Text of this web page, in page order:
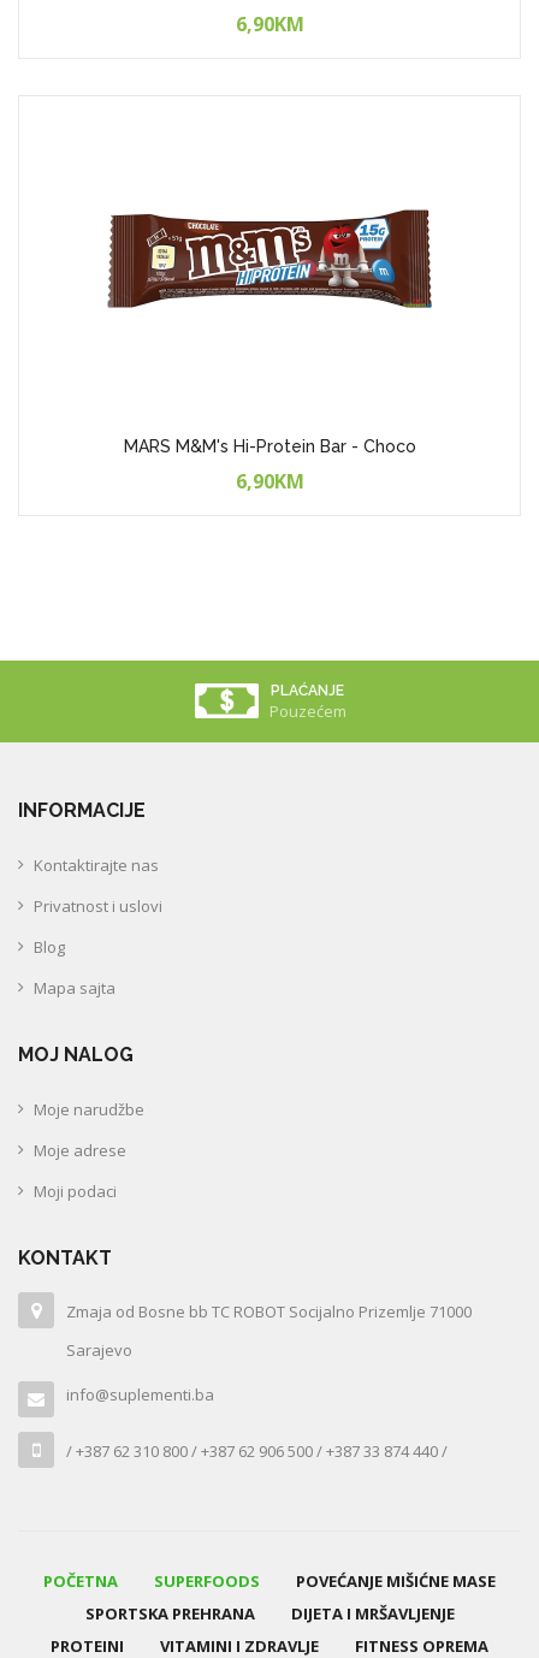
6,90KM
MARS M&M's Hi-Protein Bar - Choco
6,90KM
PLAĆANJE
Pouzećem
INFORMACIJE
Kontaktirajte nas
Privatnost i uslovi
Blog
Mapa sajta
MOJ NALOG
Moje narudžbe
Moje adrese
Moji podaci
KONTAKT
Zmaja od Bosne bb TC ROBOT Socijalno Prizemlje 71000
Sarajevo
info@suplementi.ba
/ +387 62 310 800 / +387 62 906 500 / +387 33 874 440 /
POČETNA SUPERFOODS
POVEĆANJE MIŠIĆNE MASE
SPORTSKA PREHRANA
DIJETA I MRŠAVLJENJE
PROTEINI
VITAMINI I ZDRAVLJE FITNESS OPREMA